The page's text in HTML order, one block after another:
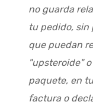
no guarda
tu pedido, sin
que puedan
"upsteroide"
paquete, en
factura o